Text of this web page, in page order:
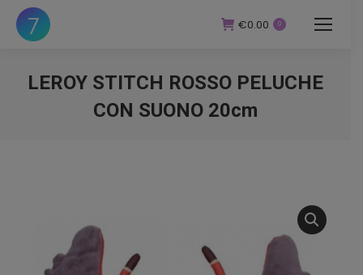
€0.00 0
LEROY STITCH ROSSO PELUCHE
CON SUONO 20cm